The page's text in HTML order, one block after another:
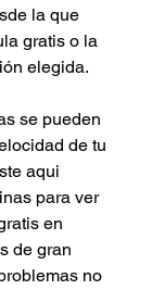
la que
gratis o la
elegida.
se pueden
de tu
aqui
para ver
en
de gran
no